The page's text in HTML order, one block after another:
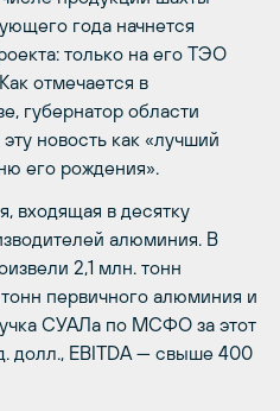
года начнется
только на его ТЭО
отмечается в
губернатор области
новость как «лучший
его рождения».
входящая в десятку
алюминия. В
2,1 млн. тонн
первичного алюминия и
СУАЛа по МСФО за этот
долл., EBITDA — свыше 400